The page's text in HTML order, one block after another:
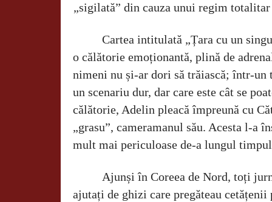
„sigilată” din cauza unui regim
Cartea intitulată „Țara cu un
o călătorie emoționantă, plină de
nimeni nu și-ar dori să trăiască; într-un
un scenariu dur, dar care este cât se
călătorie, Adelin pleacă împreună cu
„grasu”, cameramanul său. Acesta l-a
mult mai periculoase de-a lungul
Ajunși în Coreea de Nord, toți
ajutați de ghizi care pregăteau